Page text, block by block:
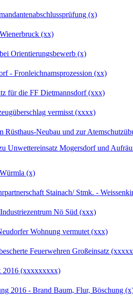
(x)
(xx)
Orientierungsbewerb (x)
- Fronleichnamsprozession (xx)
für die FF Dietmannsdorf (xxx)
vermisst (xxxx)
Rüsthaus-Neubau und zur
Unwettereinsatz Mogersdorf und
(x)
Stainach/ Stmk. -
Nö Süd (xxx)
Wohnung vermutet (xxx)
Feuerwehren Großeinsatz
2016 (xxxxxxxxx)
2016 - Brand Baum, Flur, Böschung